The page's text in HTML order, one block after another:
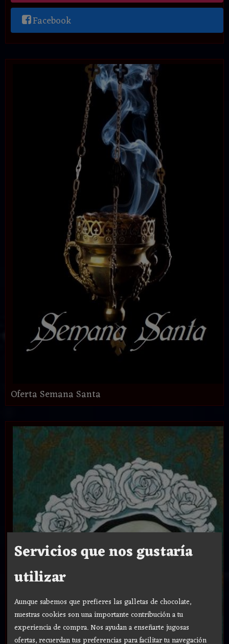
Facebook
Oferta Semana Santa
Servicios que nos gustaría
utilizar
Aunque sabemos que prefieres las galletas de chocolate,
nuestras cookies son una importante contribución a tu
experiencia de compra. Nos ayudan a enseñarte jugosas
ofertas, recuerdan tus preferencias para facilitar tu navegación